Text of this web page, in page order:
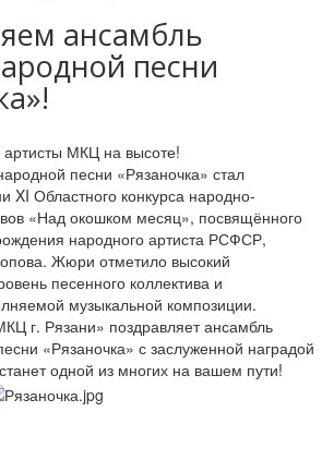
ансамбль
песни
артисты МКЦ на высоте!
песни «Рязаночка» стал
XI Областного конкурса народно-
«Над окошком месяц», посвящённого
народного артиста РСФСР,
Жюри отметило высокий
песенного коллектива и
музыкальной композиции.
г. Рязани» поздравляет ансамбль
«Рязаночка» с заслуженной наградой
одной из многих на вашем пути!